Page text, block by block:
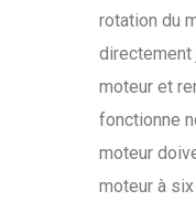
rotation du
directement
moteur et
fonctionne
moteur
moteur à